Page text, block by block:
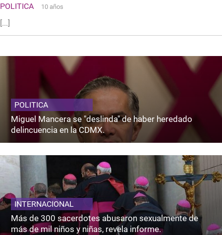
POLITICA 10 años
[...]
POLITICA
Miguel Mancera se "deslinda" de haber heredado
delincuencia en la CDMX.
INTERNACIONAL
Más de 300 sacerdotes abusaron sexualmente de
más de mil niños y niñas, revela informe.